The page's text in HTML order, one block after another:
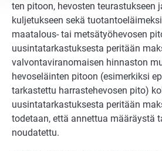
ten pitoon, hevosten teuras­tukseen
kuljetukseen sekä
maatalous- tai metsätyö­hevo­sen
uusintatarkas­tuksesta peritään
valvontaviranomai­sen hinnaston
hevoseläinten pitoon (esimer­kiksi
tarkastettu harrastehevosen pito)
uusintatar­kastuk­sesta peritään
tode­taan, että annettua määräystä
noudatettu.